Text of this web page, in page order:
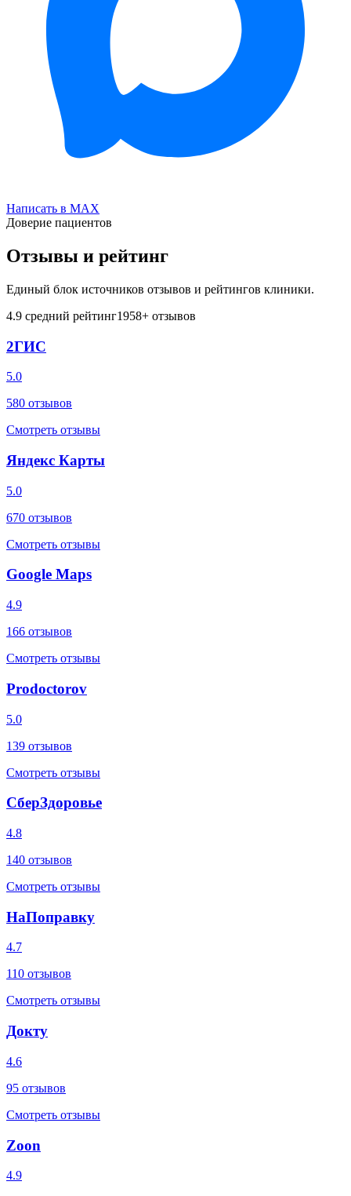
Написать в MAX
Доверие пациентов
Отзывы и рейтинг
Единый блок источников отзывов и рейтингов клиники.
4.9 средний рейтинг1958+ отзывов
2ГИС
5.0
580 отзывов
Смотреть отзывы
Яндекс Карты
5.0
670 отзывов
Смотреть отзывы
Google Maps
4.9
166 отзывов
Смотреть отзывы
Prodoctorov
5.0
139 отзывов
Смотреть отзывы
СберЗдоровье
4.8
140 отзывов
Смотреть отзывы
НаПоправку
4.7
110 отзывов
Смотреть отзывы
Докту
4.6
95 отзывов
Смотреть отзывы
Zoon
4.9